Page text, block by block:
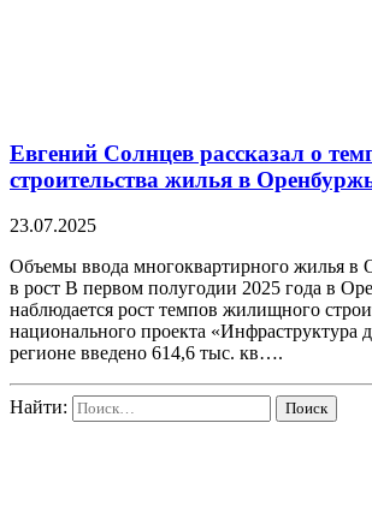
Евгений Солнцев рассказал о
строительства жилья в
23.07.2025
Объемы ввода многоквартирного жилья в
в рост В первом полугодии 2025 года в
наблюдается рост темпов жилищного
национального проекта «Инфраструктура
регионе введено 614,6 тыс. кв….
Найти: